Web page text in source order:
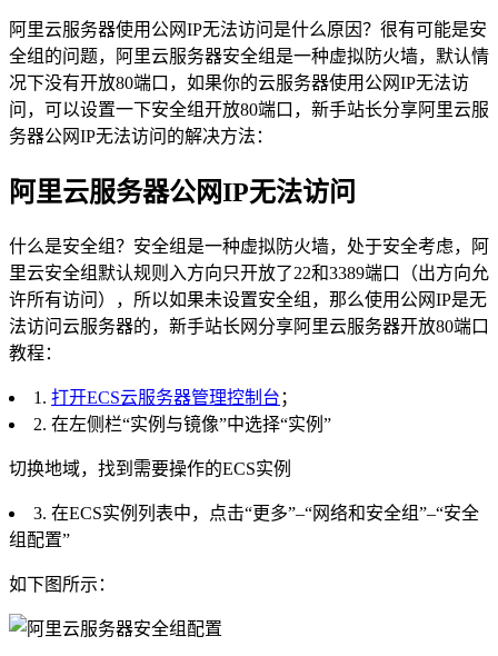
阿里云服务器使用公网IP无法访问是什么原因？很有可能是安
全组的问题，阿里云服务器安全组是一种虚拟防火墙，默认情
况下没有开放80端口，如果你的云服务器使用公网IP无法访
问，可以设置一下安全组开放80端口，新手站长分享阿里云服
务器公网IP无法访问的解决方法：
阿里云服务器公网IP无法访问
什么是安全组？安全组是一种虚拟防火墙，处于安全考虑，阿
里云安全组默认规则入方向只开放了22和3389端口（出方向允
许所有访问），所以如果未设置安全组，那么使用公网IP是无
法访问云服务器的，新手站长网分享阿里云服务器开放80端口
教程：
1. 打开ECS云服务器管理控制台 ；
2. 在左侧栏“实例与镜像”中选择“实例”
切换地域，找到需要操作的ECS实例
3. 在ECS实例列表中，点击“更多”–“网络和安全组”–“安全
组配置”
如下图所示：